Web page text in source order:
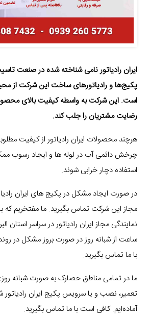
ایران رادیاتور نامی شناخته شده در صنعت
پکیج‌ها و رادیاتورهای ساخت این شرکت از
است. این شرکت به واسطه کیفیت بالای
رضایت مشتریان را جلب کند.
هرچند محصولات ایران رادیاتور از کیفیت
چرخش دائمی آب در لوله ها و ایجاد رسوب
استفاده دچار خرابی شوند.
در صورت ایجاد مشکل در پکیج های ایران
مجاز این شرکت تماس بگیرید. ما مفتخریم که
نمایندگی مجاز ایران رادیاتور در سراسر استان
ساعت از شبانه روز در صورت بروز مشکل در
با ما تماس بگیرید.
ما در تمامی مناطق حصارک به صورت شبانه
تعمیر، نصب و یا سرویس پکیج ایران
آماده‌ایم. کافی است با ما تماس بگیرید.